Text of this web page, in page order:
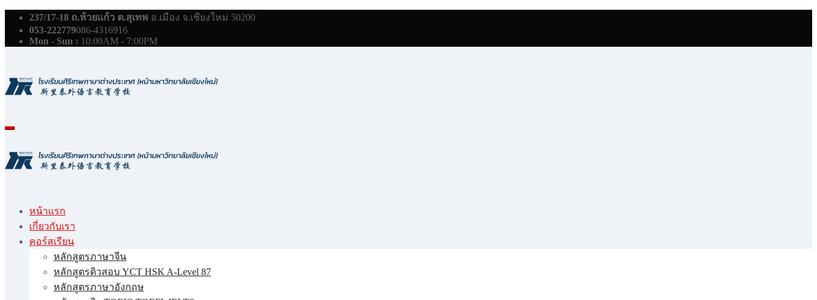
Skip
content
237/17-18 ถ.ห้วยแก้ว ต.สุเทพ อ.เมือง จ.เชียงใหม่ 50200
053-222779086-4316916
Mon - Sun : 10:00AM - 7:00PM
หน้าแรก
เกี่ยวกับเรา
คอร์สเรียน
หลักสูตรภาษาจีน
หลักสูตรติวสอบ YCT HSK A-Level 87
หลักสูตรภาษาอังกฤษ